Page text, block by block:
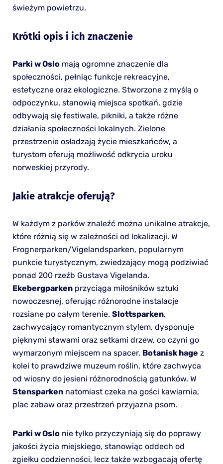
świeżym powietrzu.
Krótki opis i ich znaczenie
Parki w Oslomają ogromne znaczenie dla
społeczności, pełniąc funkcje rekreacyjne,
estetyczne oraz ekologiczne. Stworzone z myślą o
odpoczynku, stanowią miejsca spotkań, gdzie
odbywają się festiwale, pikniki, a także różne
działania społeczności lokalnych. Zielone
przestrzenie osładzają życie mieszkańców, a
turystom oferują możliwość odkrycia uroku
norweskiej przyrody.
Jakie atrakcje oferują?
W każdym z parków znaleźć można unikalne atrakcje,
które różnią się w zależności od lokalizacji. W
Frognerparken/Vigelandsparken, popularnym
punkcie turystycznym, zwiedzający mogą podziwiać
ponad 200 rzeźb Gustava Vigelanda.
Ekebergparkenprzyciąga miłośników sztuki
nowoczesnej, oferując różnorodne instalacje
rozsiane po całym terenie. Slottsparken,
zachwycający romantycznym stylem, dysponuje
pięknymi stawami oraz setkami drzew, co czyni go
wymarzonym miejscem na spacer. Botanisk hage z
kolei to prawdziwe muzeum roślin, które zachwyca
od wiosny do jesieni różnorodnością gatunków. W
Stensparkennatomiast czeka na gości kawiarnia,
plac zabaw oraz przestrzeń przyjazna psom.
Parki w Oslonie tylko przyczyniają się do poprawy
jakości życia miejskiego, stanowiąc oddech od
zgiełku codzienności, lecz także wzbogacają ofertę